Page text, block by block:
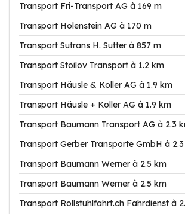
Transport Fri-Transport AG à 169 m
Transport Holenstein AG à 170 m
Transport Sutrans H. Sutter à 857 m
Transport Stoilov Transport à 1.2 km
Transport Häusle & Koller AG à 1.9 km
Transport Häusle + Koller AG à 1.9 km
Transport Baumann Transport AG à 2.3
Transport Gerber Transporte GmbH à
Transport Baumann Werner à 2.5 km
Transport Baumann Werner à 2.5 km
Transport Rollstuhlfahrt.ch Fahrdienst à